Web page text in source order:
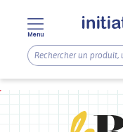
Menu